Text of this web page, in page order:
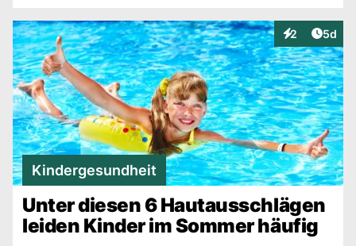
2
Interaktionen
5d
Kindergesundheit
Unter diesen 6 Hautausschlägen
leiden Kinder im Sommer häufig